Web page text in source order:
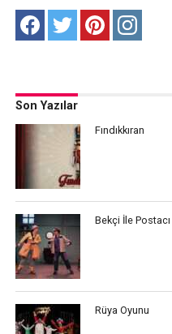
Son Yazılar
Fındıkkıran
Bekçi İle Postacı
Rüya Oyunu